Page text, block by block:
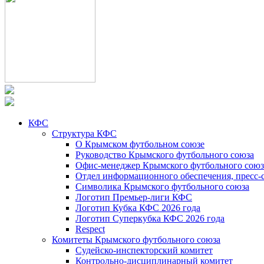
КФС
Структура КФС
О Крымском футбольном союзе
Руководство Крымского футбольного союза
Офис-менеджер Крымского футбольного
Отдел информационного обеспечения, пресс-
Символика Крымского футбольного союза
Логотип Премьер-лиги КФС
Логотип Кубка КФС 2026 года
Логотип Суперкубка КФС 2026 года
Respect
Комитеты Крымского футбольного союза
Судейско-инспекторский комитет
Контрольно-дисциплинарный комитет